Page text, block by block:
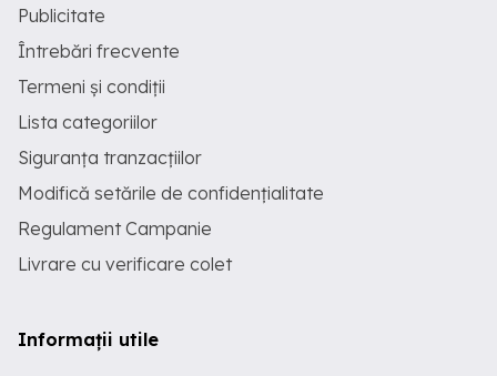
Publicitate
Întrebări frecvente
Termeni și condiții
Lista categoriilor
Siguranța tranzacțiilor
Modifică setările de confidențialitate
Regulament Campanie
Livrare cu verificare colet
Informații utile